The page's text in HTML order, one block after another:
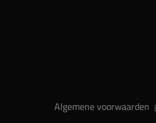
Algemene voorwaarden |